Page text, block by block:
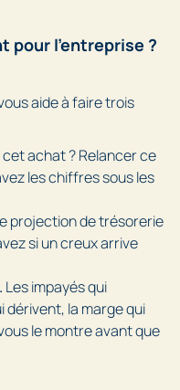
pour l'entreprise ?
aide à faire trois
achat ? Relancer ce
les chiffres sous les
projection de trésorerie
si un creux arrive
Les impayés qui
dérivent, la marge qui
le montre avant que